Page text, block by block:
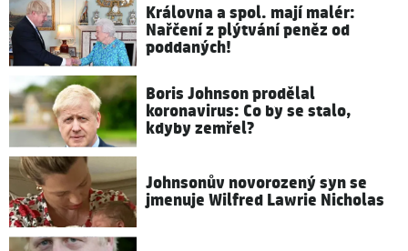
Královna a spol. mají malér:
Nařčení z plýtvání peněz od
poddaných!
Boris Johnson prodělal
koronavirus: Co by se stalo,
kdyby zemřel?
Johnsonův novorozený syn se
jmenuje Wilfred Lawrie Nicholas